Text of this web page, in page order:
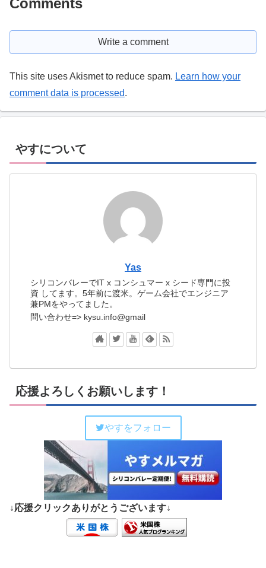
Comments
Write a comment
This site uses Akismet to reduce spam. Learn how your
comment data is processed.
やすについて
Yas
シリコンバレーでIT x コンシュマー x シード専門に投
資 してます。5年前に渡米。ゲーム会社でエンジニア
兼PMをやってました。
問い合わせ=> kysu.info@gmail
応援よろしくお願いします！
やすをフォロー
↓応援クリックありがとうございます↓